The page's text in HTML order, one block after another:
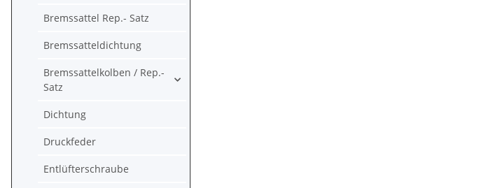
Bremssattel Rep.- Satz
Bremssatteldichtung
Bremssattelkolben / Rep.-
Satz
Dichtung
Druckfeder
Entlüfterschraube